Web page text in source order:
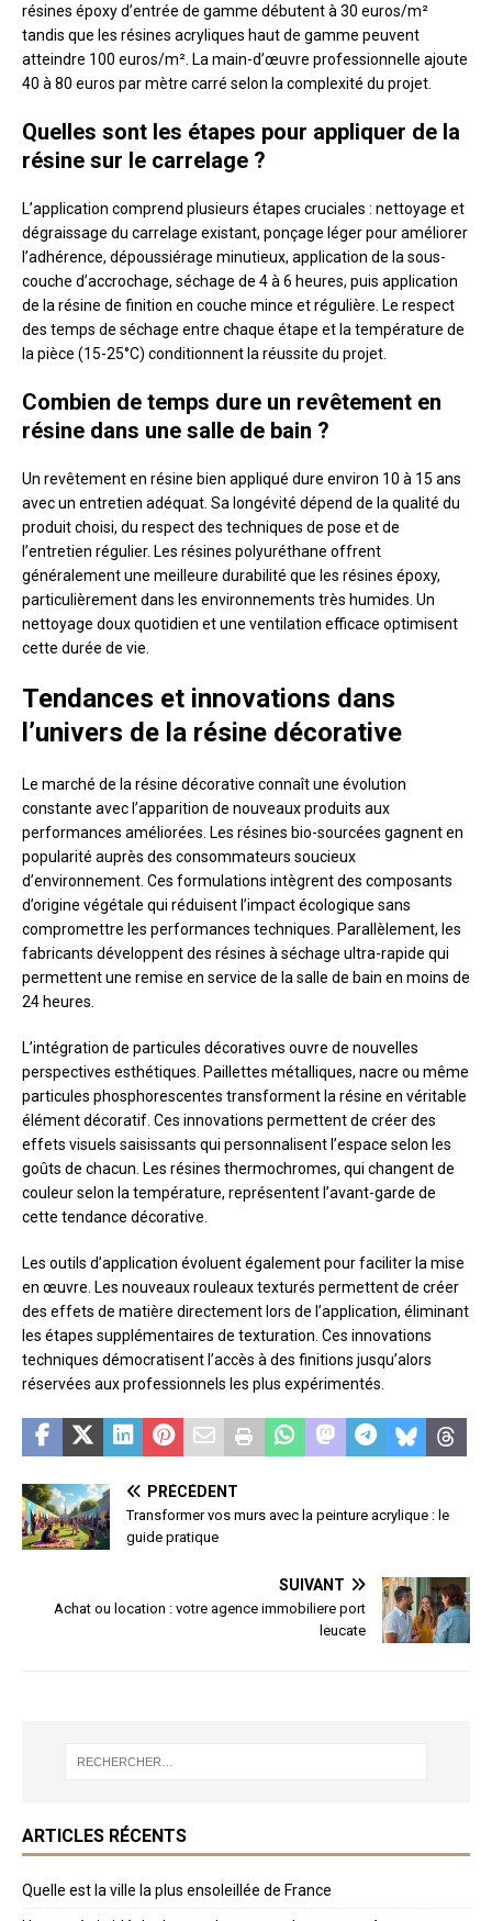
résines époxy d’entrée de gamme débutent à 30 euros/m²
tandis que les résines acryliques haut de gamme peuvent
atteindre 100 euros/m². La main-d’œuvre professionnelle ajoute
40 à 80 euros par mètre carré selon la complexité du projet.
Quelles sont les étapes pour appliquer de la
résine sur le carrelage ?
L’application comprend plusieurs étapes cruciales : nettoyage et
dégraissage du carrelage existant, ponçage léger pour améliorer
l’adhérence, dépoussiérage minutieux, application de la sous-
couche d’accrochage, séchage de 4 à 6 heures, puis application
de la résine de finition en couche mince et régulière. Le respect
des temps de séchage entre chaque étape et la température de
la pièce (15-25°C) conditionnent la réussite du projet.
Combien de temps dure un revêtement en
résine dans une salle de bain ?
Un revêtement en résine bien appliqué dure environ 10 à 15 ans
avec un entretien adéquat. Sa longévité dépend de la qualité du
produit choisi, du respect des techniques de pose et de
l’entretien régulier. Les résines polyuréthane offrent
généralement une meilleure durabilité que les résines époxy,
particulièrement dans les environnements très humides. Un
nettoyage doux quotidien et une ventilation efficace optimisent
cette durée de vie.
Tendances et innovations dans
l’univers de la résine décorative
Le marché de la résine décorative connaît une évolution
constante avec l’apparition de nouveaux produits aux
performances améliorées. Les résines bio-sourcées gagnent en
popularité auprès des consommateurs soucieux
d’environnement. Ces formulations intègrent des composants
d’origine végétale qui réduisent l’impact écologique sans
compromettre les performances techniques. Parallèlement, les
fabricants développent des résines à séchage ultra-rapide qui
permettent une remise en service de la salle de bain en moins de
24 heures.
L’intégration de particules décoratives ouvre de nouvelles
perspectives esthétiques. Paillettes métalliques, nacre ou même
particules phosphorescentes transforment la résine en véritable
élément décoratif. Ces innovations permettent de créer des
effets visuels saisissants qui personnalisent l’espace selon les
goûts de chacun. Les résines thermochromes, qui changent de
couleur selon la température, représentent l’avant-garde de
cette tendance décorative.
Les outils d’application évoluent également pour faciliter la mise
en œuvre. Les nouveaux rouleaux texturés permettent de créer
des effets de matière directement lors de l’application, éliminant
les étapes supplémentaires de texturation. Ces innovations
techniques démocratisent l’accès à des finitions jusqu’alors
réservées aux professionnels les plus expérimentés.
PRÉCÉDENT
Transformer vos murs avec la peinture acrylique : le
guide pratique
SUIVANT
Achat ou location : votre agence immobiliere port
leucate
ARTICLES RÉCENTS
Quelle est la ville la plus ensoleillée de France